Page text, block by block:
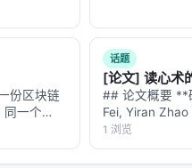
未被实现过。这是怀疑论者
疑
更长上下
基准只差
份区块链
同一个
帖子。第
反直觉的
话题
[论文] 读心术
## 论文概要 **
Fei, Yiran
**arXiv**:
1 浏览